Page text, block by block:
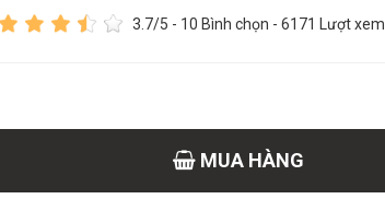
3.7/5 - 10 Bình chọn - 6171 Lượt xem
MUA HÀNG